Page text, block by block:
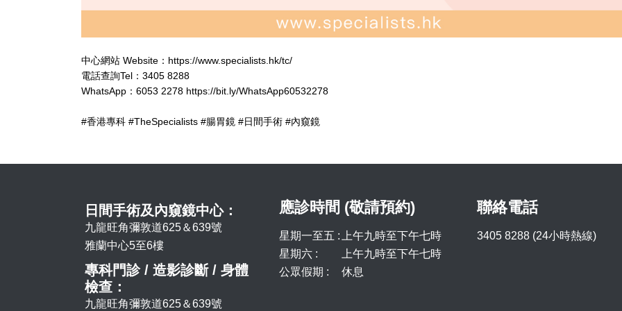
中心網站 Website：https://www.specialists.hk/tc/
電話查詢Tel：3405 8288
WhatsApp：6053 2278 https://bit.ly/WhatsApp60532278
#香港專科 #TheSpecialists #腸胃鏡 #日間手術 #內窺鏡
日間手術及內窺鏡中心：
九龍旺角彌敦道625＆639號
雅蘭中心5至6樓
專科門診 / 造影診斷 / 身體
檢查：
九龍旺角彌敦道625＆639號
應診時間 (敬請預約)
星期一至五 :
上午九時至下午七時
星期六 :
上午九時至下午七時
公眾假期 :
休息
聯絡電話
3405 8288 (24小時熱線)